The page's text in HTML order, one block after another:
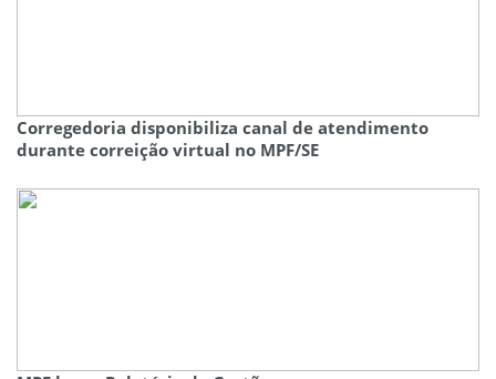
Corregedoria disponibiliza canal de atendimento
durante correição virtual no MPF/SE